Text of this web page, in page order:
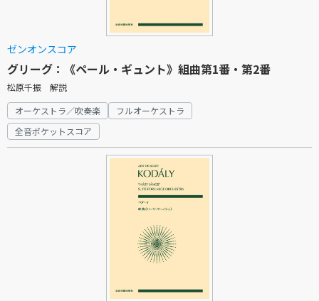
ゼンオンスコア
グリーグ：《ペール・ギュント》組曲第1番・第2番
松原千振 解説
オーケストラ／吹奏楽
フルオーケストラ
全音ポケットスコア